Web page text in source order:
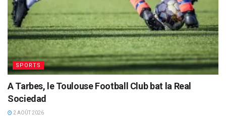
SPORTS
A Tarbes, le Toulouse Football Club bat la Real
Sociedad
2 AOÛT 2026